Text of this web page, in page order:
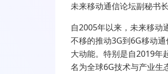
未来移动通信论坛副秘书
自2005年以来，未来移动
不移的推动3G到6G移动
大动能。特别是自2019年
名为全球6G技术与产业生